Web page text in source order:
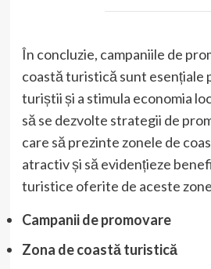
În concluzie, campaniile de
coastă turistică sunt esențiale
turiștii și a stimula economia
să se dezvolte strategii de
care să prezinte zonele de
atractiv și să evidențieze
turistice oferite de aceste
Campanii de promovare
Zona de coastă turistică